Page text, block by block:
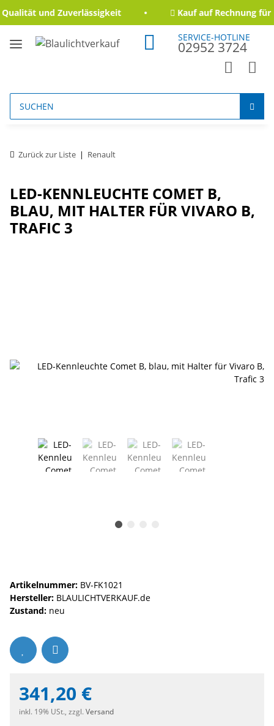
und Zuverlässigkeit Kauf auf Rechnung für
SERVICE-HOTLINE
02952 3724
Zurück zur Liste Renault
LED-KENNLEUCHTE COMET B,
BLAU, MIT HALTER FÜR VIVARO B,
TRAFIC 3
Artikelnummer: BV-FK1021
Hersteller: BLAULICHTVERKAUF.de
Zustand: neu
341,20 €
inkl. 19% USt., zzgl. Versand